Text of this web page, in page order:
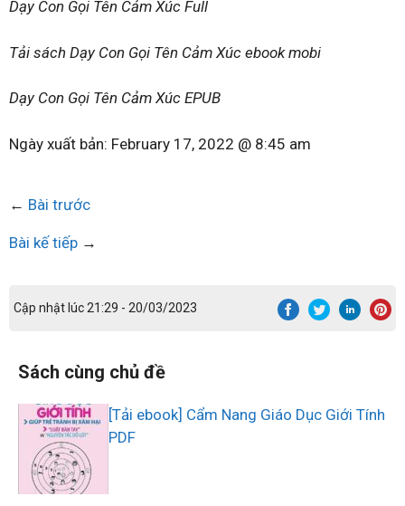
Dạy Con Gọi Tên Cảm Xúc Full
Tải sách Dạy Con Gọi Tên Cảm Xúc ebook mobi
Dạy Con Gọi Tên Cảm Xúc EPUB
Ngày xuất bản: February 17, 2022 @ 8:45 am
← Bài trước
Bài kế tiếp →
Cập nhật lúc 21:29 - 20/03/2023
Sách cùng chủ đề
[Tải ebook] Cẩm Nang Giáo Dục Giới Tính
PDF